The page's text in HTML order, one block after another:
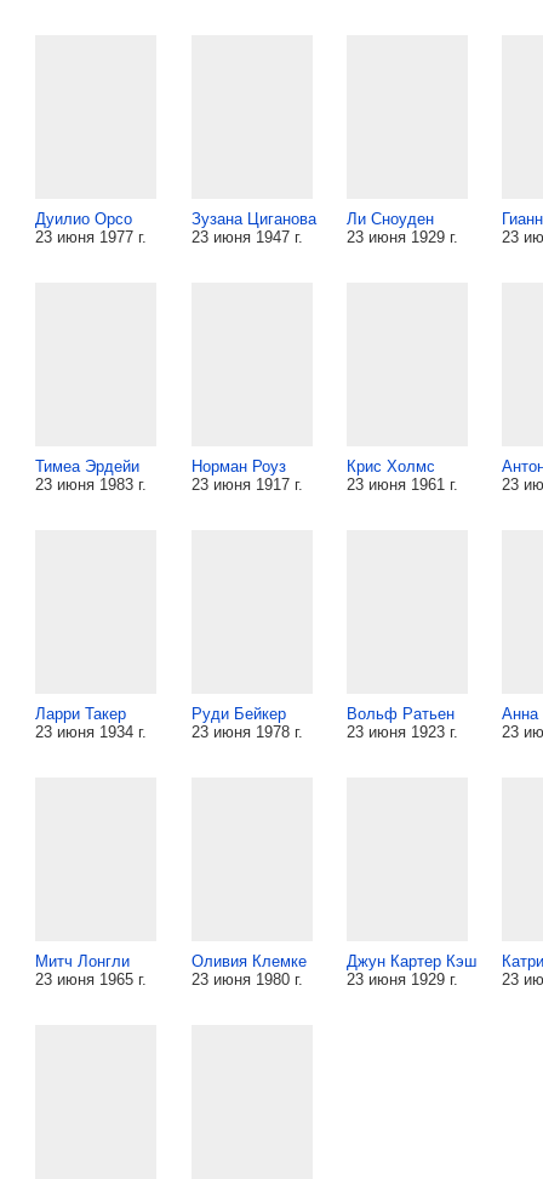
Дуилио Орсо
23 июня 1977 г.
Зузана Циганова
23 июня 1947 г.
Ли Сноуден
23 июня 1929 г.
23
Тимеа Эрдейи
23 июня 1983 г.
Норман Роуз
23 июня 1917 г.
Крис Холмс
23 июня 1961 г.
23
Ларри Такер
23 июня 1934 г.
Руди Бейкер
23 июня 1978 г.
Вольф Ратьен
23 июня 1923 г.
Анна
23
Митч Лонгли
23 июня 1965 г.
Оливия Клемке
23 июня 1980 г.
Джун Картер Кэш
23 июня 1929 г.
23